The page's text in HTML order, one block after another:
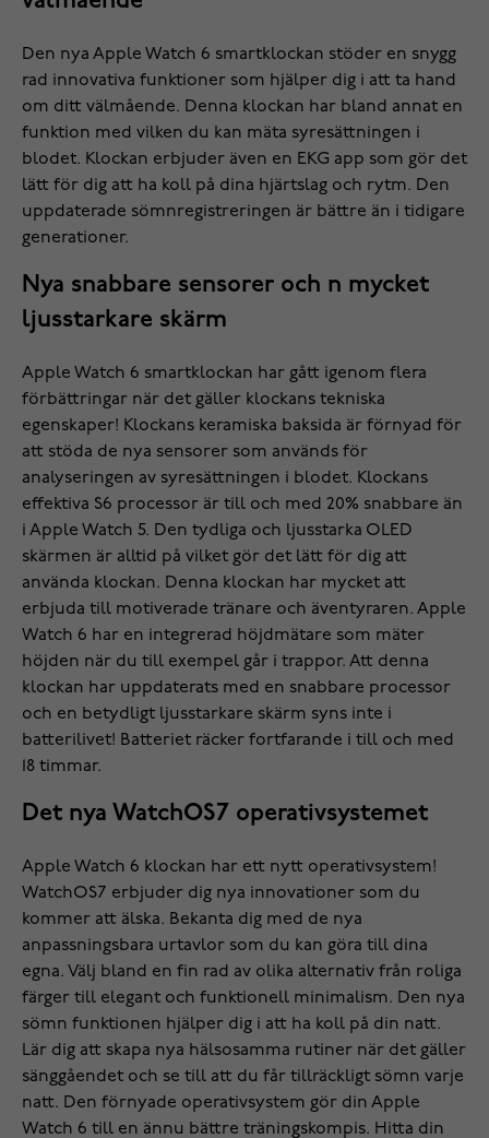
Den nya Apple Watch 6 smartklockan stöder en snygg
rad innovativa funktioner som hjälper dig i att ta hand
om ditt välmående. Denna klockan har bland annat en
funktion med vilken du kan mäta syresättningen i
blodet. Klockan erbjuder även en EKG app som gör det
lätt för dig att ha koll på dina hjärtslag och rytm. Den
uppdaterade sömnregistreringen är bättre än i tidigare
generationer.
Nya snabbare sensorer och n mycket
ljusstarkare skärm
Apple Watch 6 smartklockan har gått igenom flera
förbättringar när det gäller klockans tekniska
egenskaper! Klockans keramiska baksida är förnyad för
att stöda de nya sensorer som används för
analyseringen av syresättningen i blodet. Klockans
effektiva S6 processor är till och med 20% snabbare än
i Apple Watch 5. Den tydliga och ljusstarka OLED
skärmen är alltid på vilket gör det lätt för dig att
använda klockan. Denna klockan har mycket att
erbjuda till motiverade tränare och äventyraren. Apple
Watch 6 har en integrerad höjdmätare som mäter
höjden när du till exempel går i trappor. Att denna
klockan har uppdaterats med en snabbare processor
och en betydligt ljusstarkare skärm syns inte i
batterilivet! Batteriet räcker fortfarande i till och med
18 timmar.
Det nya WatchOS7 operativsystemet
Apple Watch 6 klockan har ett nytt operativsystem!
WatchOS7 erbjuder dig nya innovationer som du
kommer att älska. Bekanta dig med de nya
anpassningsbara urtavlor som du kan göra till dina
egna. Välj bland en fin rad av olika alternativ från roliga
färger till elegant och funktionell minimalism. Den nya
sömn funktionen hjälper dig i att ha koll på din natt.
Lär dig att skapa nya hälsosamma rutiner när det gäller
sänggåendet och se till att du får tillräckligt sömn varje
natt. Den förnyade operativsystem gör din Apple
Watch 6 till en ännu bättre träningskompis. Hitta din